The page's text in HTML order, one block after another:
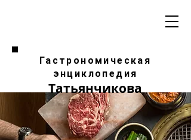
Гастрономическая
энциклопедия
Татьянчикова